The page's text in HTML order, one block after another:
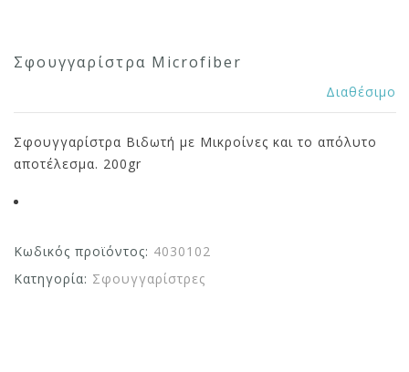
Σφουγγαρίστρα Microfiber
Διαθέσιμο
Σφουγγαρίστρα Βιδωτή με Μικροίνες και το απόλυτο
αποτέλεσμα. 200gr
Κωδικός προϊόντος: 4030102
Κατηγορία: Σφουγγαρίστρες